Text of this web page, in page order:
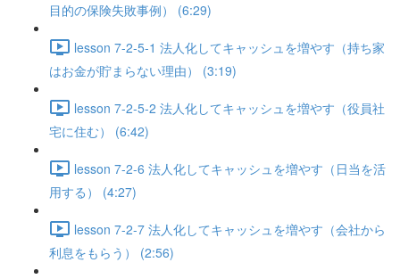
目的の保険失敗事例） (6:29)
lesson 7-2-5-1 法人化してキャッシュを増やす（持ち家
はお金が貯まらない理由） (3:19)
lesson 7-2-5-2 法人化してキャッシュを増やす（役員社
宅に住む） (6:42)
lesson 7-2-6 法人化してキャッシュを増やす（日当を活
用する） (4:27)
lesson 7-2-7 法人化してキャッシュを増やす（会社から
利息をもらう） (2:56)